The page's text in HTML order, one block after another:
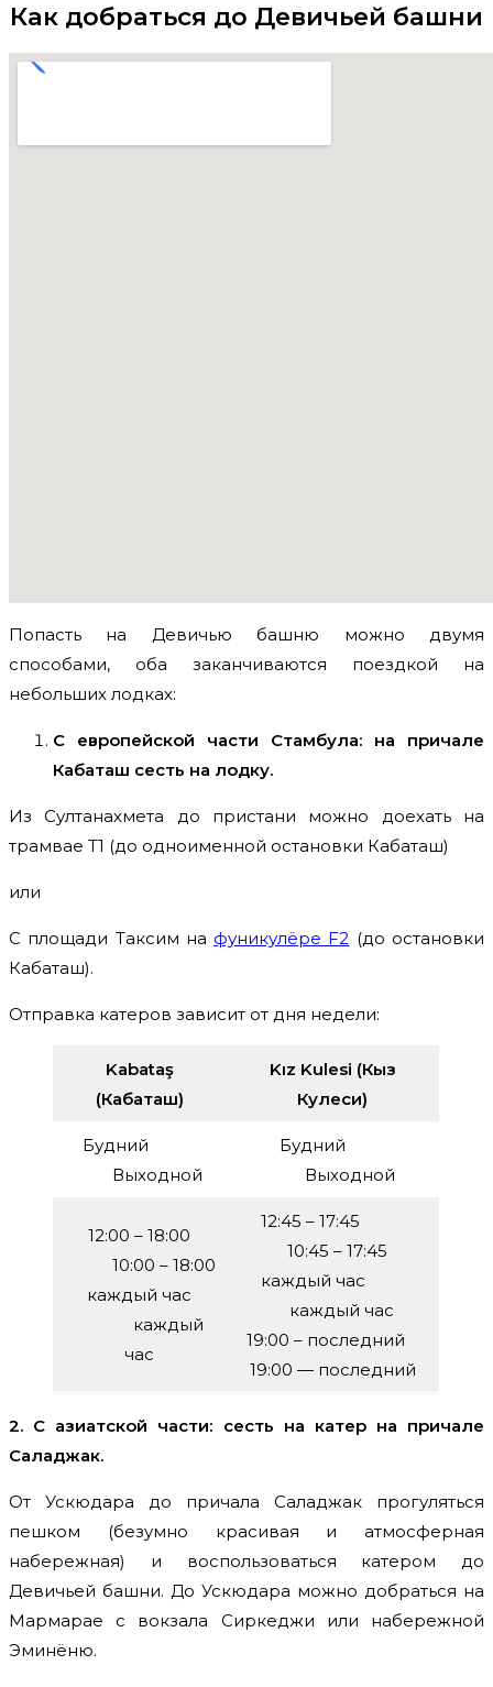
Как добраться до Девичьей башни
Попасть на Девичью башню можно двумя
способами, оба заканчиваются поездкой на
небольших лодках:
С европейской части Стамбула: на причале
Кабаташ сесть на лодку.
Из Султанахмета до пристани можно доехать на
трамвае Т1 (до одноименной остановки Кабаташ)
или
С площади Таксим на фуникулёре F2 (до остановки
Кабаташ).
Отправка катеров зависит от дня недели:
Kabataş
(Кабаташ)
Kız Kulesi (Кыз
Кулеси)
Будний
Выходной
Будний
Выходной
12:00 – 18:00
10:00 – 18:00
каждый час
каждый
час
12:45 – 17:45
10:45 – 17:45
каждый час
каждый час
19:00 – последний
19:00 — последний
2. С азиатской части: сесть на катер на причале
Саладжак.
От Ускюдара до причала Саладжак прогуляться
пешком (безумно красивая и атмосферная
набережная) и воспользоваться катером до
Девичьей башни. До Ускюдара можно добраться на
Мармарае с вокзала Сиркеджи или набережной
Эминёню.